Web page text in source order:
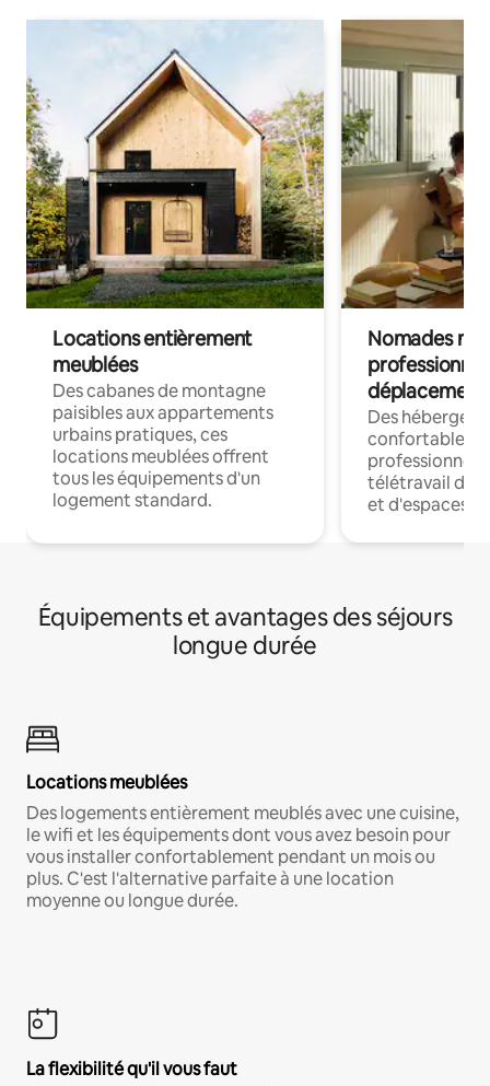
Locations entièrement
meublées
Des cabanes de montagne
paisibles aux appartements
urbains pratiques, ces
locations meublées offrent
tous les équipements d'un
logement standard.
Nomades
déplacement
Des
confortables
professionnels
télétravail
et d'espaces
Équipements et avantages des séjours
longue durée
Locations meublées
Des logements entièrement meublés avec une cuisine,
le wifi et les équipements dont vous avez besoin pour
vous installer confortablement pendant un mois ou
plus. C'est l'alternative parfaite à une location
moyenne ou longue durée.
La flexibilité qu'il vous faut